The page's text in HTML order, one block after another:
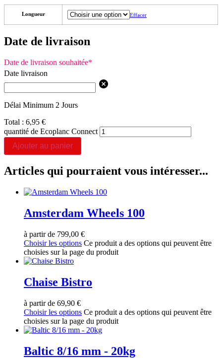
Longueur Effacer
Date de livraison
Date de livraison souhaitée*
Date livraison
Délai Minimum 2 Jours
Total : 6,95 €
quantité de Ecoplanc Connect
Ajouter au panier
Articles qui pourraient vous intéresser...
Amsterdam Wheels 100
à partir de 799,00 €
Choisir les options Ce produit a des options qui peuvent être
choisies sur la page du produit
Chaise Bistro
à partir de 69,90 €
Choisir les options Ce produit a des options qui peuvent être
choisies sur la page du produit
Baltic 8/16 mm - 20kg